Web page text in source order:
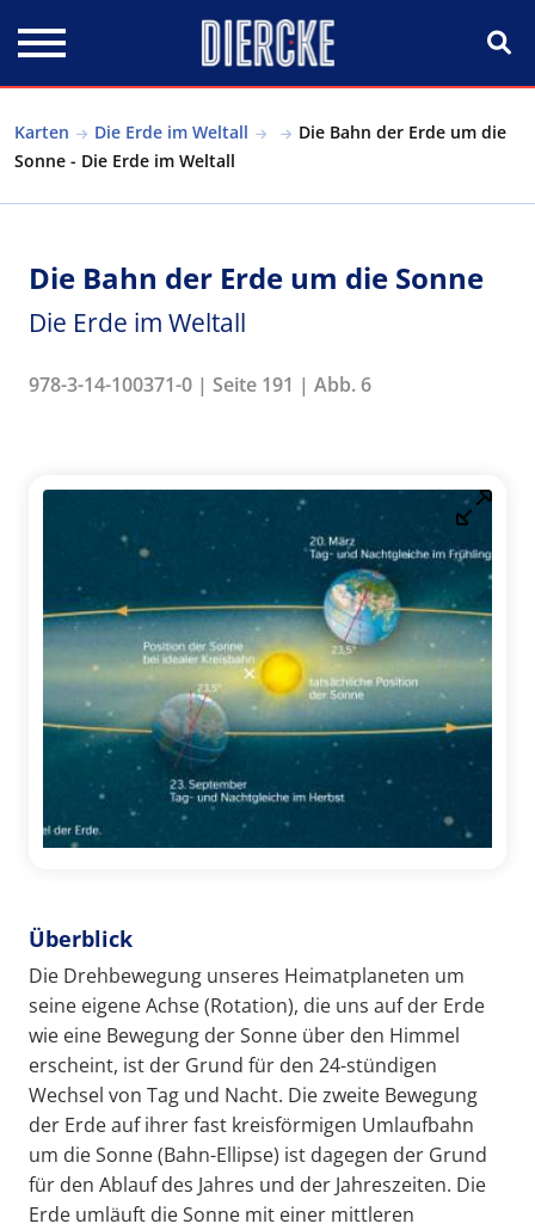
Karten Die Erde im Weltall
Die Bahn der Erde um die
Sonne - Die Erde im Weltall
Die Bahn der Erde um die Sonne
Die Erde im Weltall
978-3-14-100371-0 | Seite 191 | Abb. 6
Überblick
Die Drehbewegung unseres Heimatplaneten um
seine eigene Achse (Rotation), die uns auf der Erde
wie eine Bewegung der Sonne über den Himmel
erscheint, ist der Grund für den 24-stündigen
Wechsel von Tag und Nacht. Die zweite Bewegung
der Erde auf ihrer fast kreisförmigen Umlaufbahn
um die Sonne (Bahn-Ellipse) ist dagegen der Grund
für den Ablauf des Jahres und der Jahreszeiten. Die
Erde umläuft die Sonne mit einer mittleren